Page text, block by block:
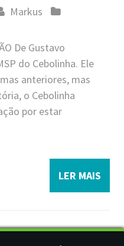
Markus
De Gustavo
do Cebolinha. Ele
anteriores, mas
o Cebolinha
por estar
LER MAIS